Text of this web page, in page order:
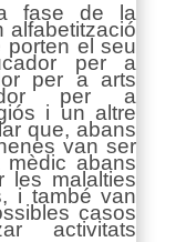
fase de la
alfabetització
porten el seu
per a
per a arts
per a
i un altre
que, abans
van ser
abans
les malalties
i també van
casos
activitats